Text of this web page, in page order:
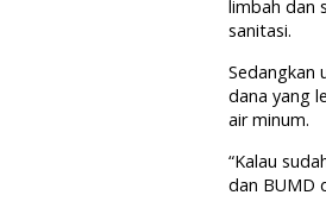
limbah dan
sanitasi.
Sedangkan
dana yang
air minum.
“Kalau
dan BUMD